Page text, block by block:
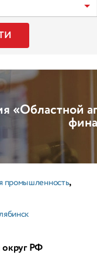
«Областной
промышленность,
округ РФ